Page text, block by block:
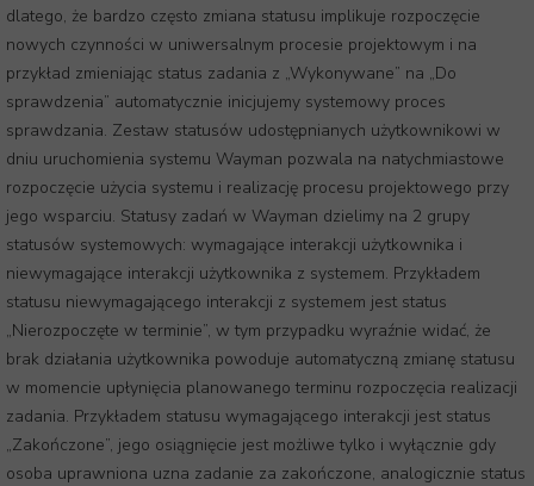
dlatego, że bardzo często zmiana statusu implikuje rozpoczęcie
nowych czynności w uniwersalnym procesie projektowym i na
przykład zmieniając status zadania z „Wykonywane” na „Do
sprawdzenia” automatycznie inicjujemy systemowy proces
sprawdzania. Zestaw statusów udostępnianych użytkownikowi w
dniu uruchomienia systemu Wayman pozwala na natychmiastowe
rozpoczęcie użycia systemu i realizację procesu projektowego przy
jego wsparciu. Statusy zadań w Wayman dzielimy na 2 grupy
statusów systemowych: wymagające interakcji użytkownika i
niewymagające interakcji użytkownika z systemem. Przykładem
statusu niewymagającego interakcji z systemem jest status
„Nierozpoczęte w terminie”, w tym przypadku wyraźnie widać, że
brak działania użytkownika powoduje automatyczną zmianę statusu
w momencie upłynięcia planowanego terminu rozpoczęcia realizacji
zadania. Przykładem statusu wymagającego interakcji jest status
„Zakończone”, jego osiągnięcie jest możliwe tylko i wyłącznie gdy
osoba uprawniona uzna zadanie za zakończone, analogicznie status